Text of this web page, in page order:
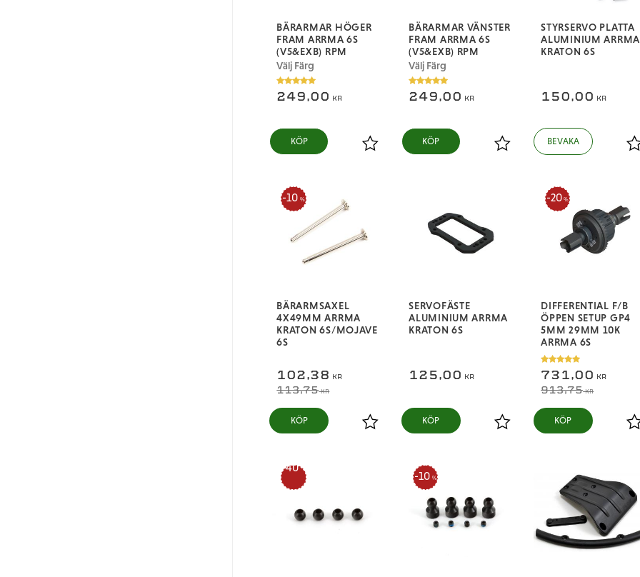
BÄRARMAR HÖGER
FRAM ARRMA 6S
(V5&EXB) RPM
Välj Färg
249,00 KR
Lägg till i favoriter
BÄRARMAR VÄNSTER
FRAM ARRMA 6S
(V5&EXB) RPM
Välj Färg
249,00 KR
Lägg till i favoriter
STYRSERVO PLATTA
ALUMINIUM ARRMA
KRATON 6S
150,00 KR
BÄRARMSAXEL
4X49MM ARRMA
KRATON 6S/MOJAVE
6S
102,38 KR
113,75KR
10 %
Lägg till i favoriter
KÖP
SERVOFÄSTE
ALUMINIUM ARRMA
KRATON 6S
125,00 KR
Lägg till i favoriter
KÖP
DIFFERENTIAL F/B
ÖPPEN SETUP GP4
5MM 29MM 10K
ARRMA 6S
731,00 KR
913,75KR
20 %
KÖP
40
%
10 %